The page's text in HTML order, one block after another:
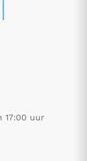
17:00 uur